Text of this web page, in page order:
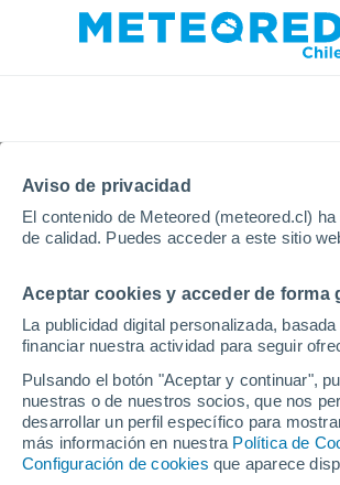
Aviso de privacidad
El contenido de Meteored (meteored.cl)
de calidad. Puedes acceder a este sitio
Aceptar cookies y acceder de forma
La publicidad digital personalizada,
financiar nuestra actividad para seguir
Pulsando el botón "Aceptar y continuar",
nuestras o de nuestros socios, que nos
desarrollar un perfil específico para
más información en nuestra Política de
Configuración de cookies que aparece
Inicio Sobre nosotros Equipo
Eslicenciado y tiene
doctor en Geografía -